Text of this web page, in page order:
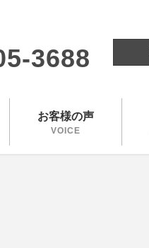
3688
お客様の声
VOICE